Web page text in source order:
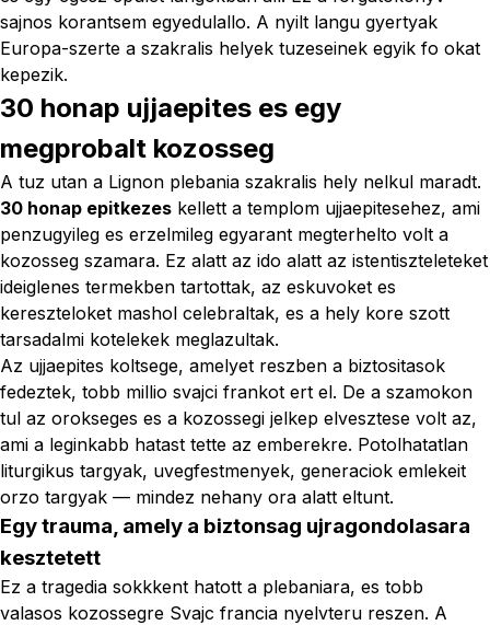
sajnos korantsem egyedulallo. A nyilt langu gyertyak
Europa-szerte a szakralis helyek tuzeseinek egyik fo okat
kepezik.
30 honap ujjaepites es egy
megprobalt kozosseg
A tuz utan a Lignon plebania szakralis hely nelkul maradt.
30 honap epitkezes kellett a templom ujjaepitesehez, ami
penzugyileg es erzelmileg egyarant megterhelto volt a
kozosseg szamara. Ez alatt az ido alatt az istentiszteleteket
ideiglenes termekben tartottak, az eskuvoket es
kereszteloket mashol celebraltak, es a hely kore szott
tarsadalmi kotelekek meglazultak.
Az ujjaepites koltsege, amelyet reszben a biztositasok
fedeztek, tobb millio svajci frankot ert el. De a szamokon
tul az orokseges es a kozossegi jelkep elvesztese volt az,
ami a leginkabb hatast tette az emberekre. Potolhatatlan
liturgikus targyak, uvegfestmenyek, generaciok emlekeit
orzo targyak — mindez nehany ora alatt eltunt.
Egy trauma, amely a biztonsag ujragondolasara
kesztetett
Ez a tragedia sokkkent hatott a plebaniara, es tobb
valasos kozossegre Svajc francia nyelvteru reszen. A